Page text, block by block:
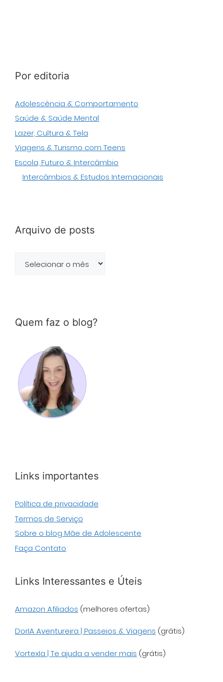
Por editoria
Adolescência & Comportamento
Saúde & Saúde Mental
Lazer, Cultura & Tela
Viagens & Turismo com Teens
Escola, Futuro & Intercâmbio
Intercâmbios & Estudos Internacionais
Arquivo de posts
Quem faz o blog?
Links importantes
Política de privacidade
Termos de Serviço
Sobre o blog Mãe de Adolescente
Faça Contato
Links Interessantes e Úteis
Amazon Afiliados (melhores ofertas)
DorIA Aventureira | Passeios & Viagens (grátis)
VortexIa | Te ajuda a vender mais (grátis)